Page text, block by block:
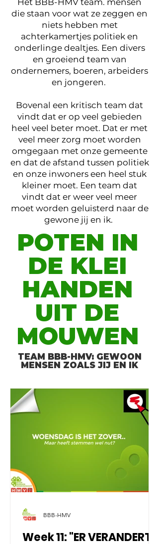
Het BBB-HMV team. mensen
die staan voor wat ze zeggen en
niets hebben met
achterkamertjes politiek en
onderlinge dealtjes. Een divers
en groeiend team van
ondernemers, boeren, arbeiders
en jongeren.
Bovenal een kritisch team dat
vindt dat er op veel gebieden
heel veel beter moet. Dat er met
veel meer zorg moet worden
omgegaan met onze gemeente
en dat de afstand tussen politiek
en onze inwoners een heel stuk
kleiner moet. Een team dat
vindt dat er weer veel meer
moet worden geluisterd naar de
gewone jij en ik.
POTEN IN
DE KLEI
HANDEN
UIT DE
MOUWEN
TEAM BBB-HMV: GEWOON
MENSEN ZOALS JIJ EN IK
Week 11: "ER VERANDERT
BBB-HMV